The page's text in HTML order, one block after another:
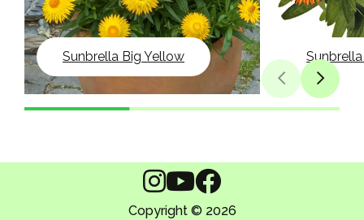
Sunbrella Big Yellow
Copyright © 2026